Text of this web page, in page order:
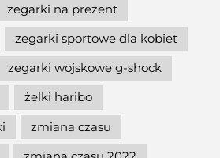
zegarki na prezent
zegarki sportowe dla kobiet
zegarki wojskowe g-shock
żelki haribo
zmiana czasu